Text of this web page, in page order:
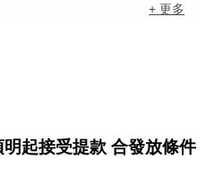
+ 更多
起接受提款 合發放條件